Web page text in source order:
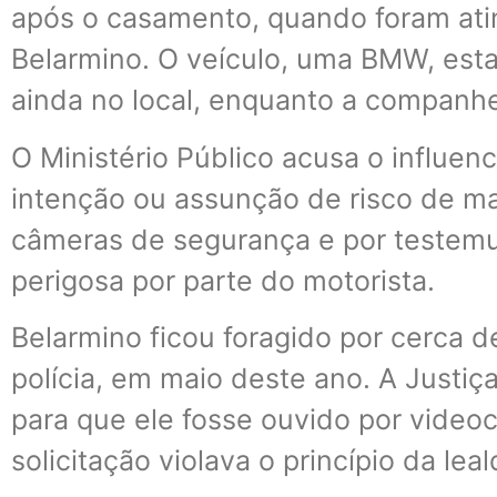
após o casamento, quando foram
Belarmino. O veículo, uma BMW,
ainda no local, enquanto a
O Ministério Público acusa o
intenção ou assunção de risco de
câmeras de segurança e por
perigosa por parte do motorista.
Belarmino ficou foragido por cerca
polícia, em maio deste ano. A
para que ele fosse ouvido por
solicitação violava o princípio da